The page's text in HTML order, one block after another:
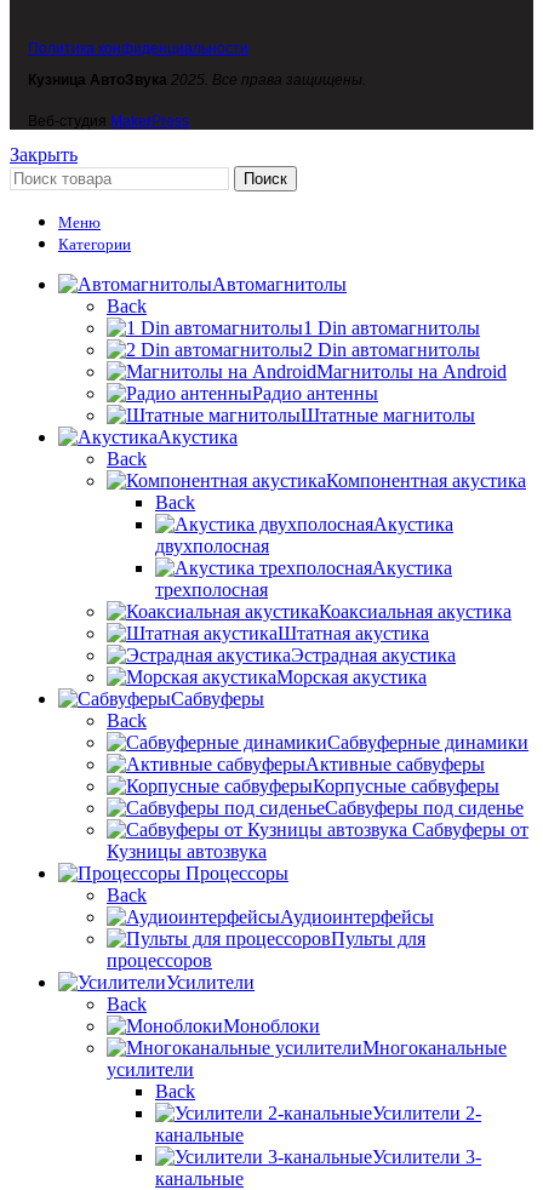
Политика конфиденциальности
Кузница АвтоЗвука 2025. Все права защищены.
Веб-студия MakerPress
Закрыть
Поиск
Меню
Категории
Автомагнитолы
Back
1 Din автомагнитолы
2 Din автомагнитолы
Магнитолы на Android
Радио антенны
Штатные магнитолы
Акустика
Back
Компонентная акустика
Back
Акустика
двухполосная
Акустика
трехполосная
Коаксиальная акустика
Штатная акустика
Эстрадная акустика
Морская акустика
Сабвуферы
Back
Сабвуферные динамики
Активные сабвуферы
Корпусные сабвуферы
Сабвуферы под сиденье
Сабвуферы от
Кузницы автозвука
Процессоры
Back
Аудиоинтерфейсы
Пульты для
процессоров
Усилители
Back
Моноблоки
Многоканальные
усилители
Back
Усилители 2-
канальные
Усилители 3-
канальные